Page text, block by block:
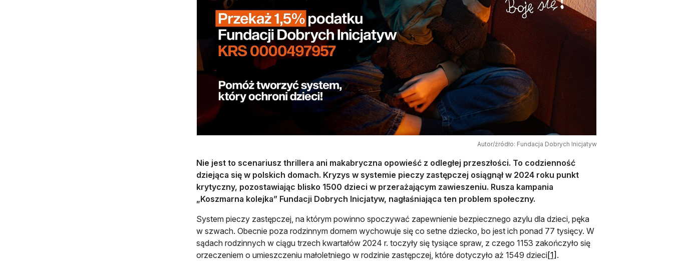
Autor/źródło: Fundacja Dobrych Inicjatyw
Nie jest to scenariusz thrillera ani makabryczna opowieść z odległej przeszłości. To codzienność
dziejąca się w polskich domach. Kryzys w systemie pieczy zastępczej osiągnął w 2024 roku punkt
krytyczny, pozostawiając blisko 1500 dzieci w przerażającym zawieszeniu. Rusza kampania
„Koszmarna kolejka” Fundacji Dobrych Inicjatyw, nagłaśniająca ten problem społeczny.
System pieczy zastępczej, na którym powinno spoczywać zapewnienie bezpiecznego azylu dla dzieci, pęka
w szwach. Obecnie poza rodzinnym domem wychowuje się co setne dziecko, bo jest ich ponad 77 tysięcy. W
sądach rodzinnych w ciągu trzech kwartałów 2024 r. toczyły się tysiące spraw, z czego 1153 zakończyło się
orzeczeniem o umieszczeniu małoletniego w rodzinie zastępczej, które dotyczyło aż 1549 dzieci[1] otwiera się w nowej karcie
.